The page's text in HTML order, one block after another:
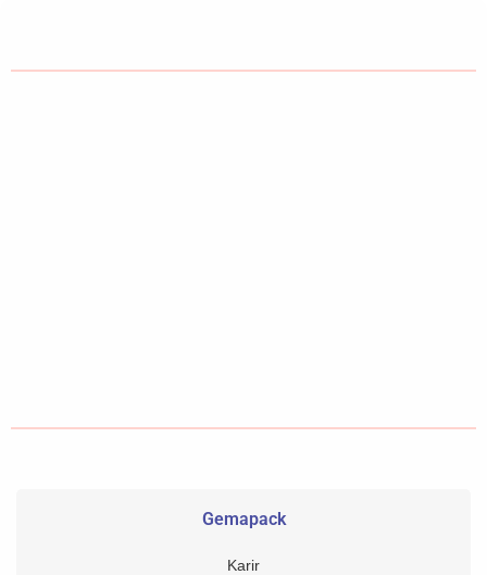
Gemapack
Karir